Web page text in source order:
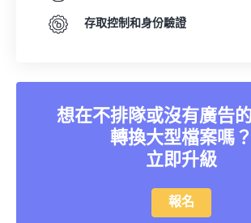
存取控制和身份驗證
想在不排隊或沒有廣告
轉換大型檔案嗎？
立即升級
報名